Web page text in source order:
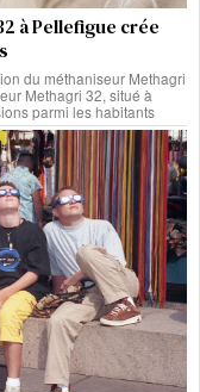
à Pellefigue crée
du méthaniseur Methagri
Methagri 32, situé à
parmi les habitants